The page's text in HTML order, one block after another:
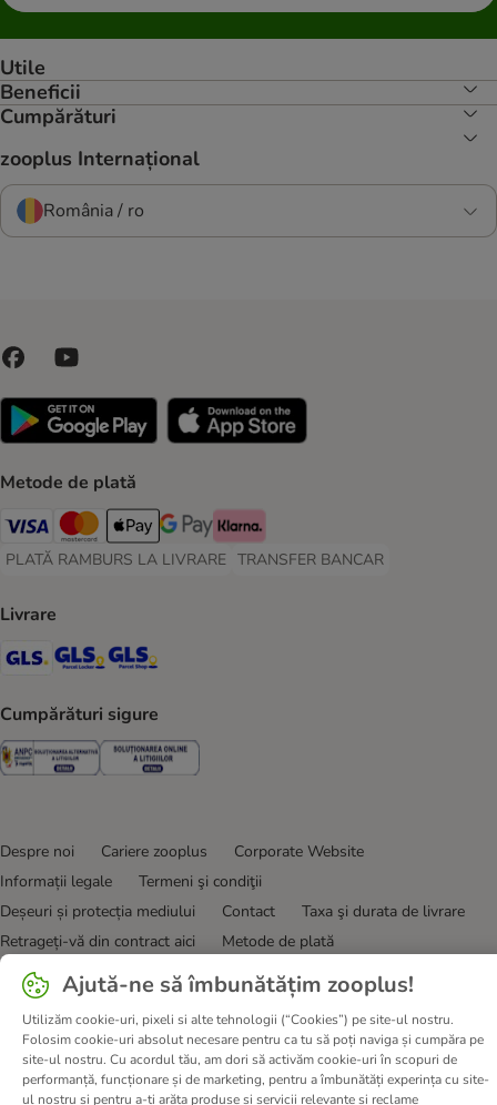
Utile
Beneficii
Cumpărături
zooplus Internațional
România / ro
Metode de plată
Visa Payment Method
Master Card Payment Method
Apple Pay Payment Method
Google Pay Payment Method
Klarna Payment Method
PLATĂ RAMBURS LA LIVRARE
PLATĂ RAMBURS LA LIVRARE Payment Method
TRANSFER BANCAR
TRANSFER BANCAR Payment
Livrare
GLS Shipping Method
GLS Locker Shipping Method
Cumpărături sigure
Security Security
Despre noi Cariere zooplus
Corporate Website
Informații legale
Termeni şi condiţii
Deșeuri și protecția mediului
Contact
Taxa şi durata de livrare
Retrageți-vă din contract aici
Metode de plată
Program de afiliere
Declarație de accesibilitate
Confidenţialitate & protecția datelor
DSA
© zooplus SE2026
Ajută-ne să îmbunătățim zooplus!
Utilizăm cookie-uri, pixeli si alte tehnologii (“Cookies”) pe site-ul nostru.
Folosim cookie-uri absolut necesare pentru ca tu să poți naviga și cumpăra pe
site-ul nostru. Cu acordul tău, am dori să activăm cookie-uri în scopuri de
performanță, funcționare și de marketing, pentru a îmbunătăți experința cu site-
ul nostru și pentru a-ți arăta produse și servicii relevante și reclame